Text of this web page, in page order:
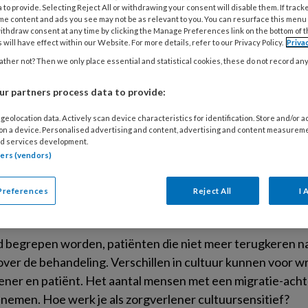
2023 ALGEMEEN
‘Meer aandacht voor ouderen
persoonlijkheidsstoornissen, depressie. Gaat het om
veel minder besproken en behandeld dan bij
ouderenpsychiatrie Arjan Videler. Een aantal
van advies te voorzien en op weg te helpen.
ACHTERGROND PRAKTIJKVOERING HUISARTS
begrepen worden, patiënten die niet meer terugkeren
de behandeling. Verschillen in cultuur kunnen voor
en patiënt. Het aantal mensen met een migratie-
Hoe werk je als zorgverlener cultuursensitief?
to provide. Selecting Reject All or withdrawing your consent will disable them. If
content and ads you see may not be as relevant to you. You can resurface this
consent at any time by clicking the Manage Preferences link on the bottom of
will have effect within our Website. For more details, refer to our Privacy Policy.
not? Then we only place essential and statistical cookies, these do not record
partners process data to provide:
data. Actively scan device characteristics for identification. Store and/or
a device. Personalised advertising and content, advertising and content
services development.
(vendors)
Reject All I